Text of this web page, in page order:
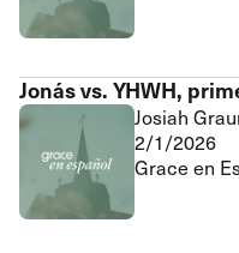
Jonás vs. YHWH,
Josiah
2/1/2026
Grace en